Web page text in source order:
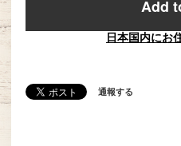
Add
日本国内にお
通報する